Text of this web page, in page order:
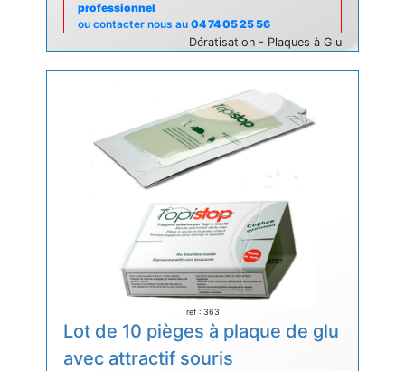
professionnel
ou contacter nous au 04 74 05 25 56
Dératisation - Plaques à Glu
ref : 363
Lot de 10 pièges à plaque de glu
avec attractif souris